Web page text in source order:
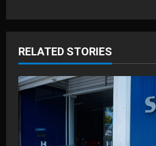
a
v
i
a
RELATED STORIES